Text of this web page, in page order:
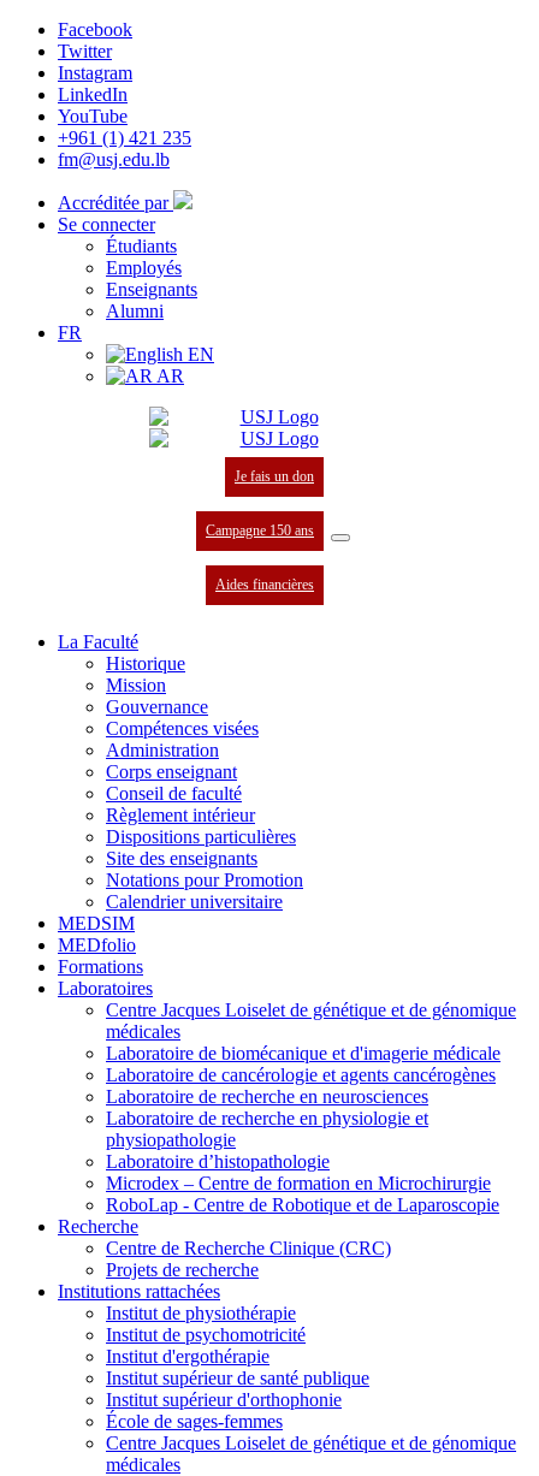
Facebook
Twitter
Instagram
LinkedIn
YouTube
+961 (1) 421 235
fm@usj.edu.lb
Accréditée par
Se connecter
Étudiants
Employés
Enseignants
Alumni
FR
EN
AR
Je fais un don
Campagne 150 ans
Aides financières
La Faculté
Historique
Mission
Gouvernance
Compétences visées
Administration
Corps enseignant
Conseil de faculté
Règlement intérieur
Dispositions particulières
Site des enseignants
Notations pour Promotion
Calendrier universitaire
MEDSIM
MEDfolio
Formations
Laboratoires
Centre Jacques Loiselet de génétique et de génomique
médicales
Laboratoire de biomécanique et d'imagerie médicale
Laboratoire de cancérologie et agents cancérogènes
Laboratoire de recherche en neurosciences
Laboratoire de recherche en physiologie et
physiopathologie
Laboratoire d’histopathologie
Microdex – Centre de formation en Microchirurgie
RoboLap - Centre de Robotique et de Laparoscopie
Recherche
Centre de Recherche Clinique (CRC)
Projets de recherche
Institutions rattachées
Institut de physiothérapie
Institut de psychomotricité
Institut d'ergothérapie
Institut supérieur de santé publique
Institut supérieur d'orthophonie
École de sages-femmes
Centre Jacques Loiselet de génétique et de génomique
médicales